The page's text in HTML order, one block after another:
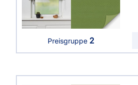
Preisgruppe 2